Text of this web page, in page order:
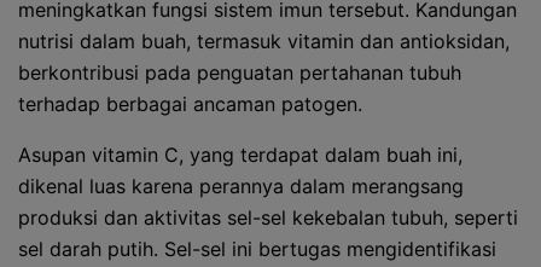
meningkatkan fungsi sistem imun tersebut. Kandungan
nutrisi dalam buah, termasuk vitamin dan antioksidan,
berkontribusi pada penguatan pertahanan tubuh
terhadap berbagai ancaman patogen.
Asupan vitamin C, yang terdapat dalam buah ini,
dikenal luas karena perannya dalam merangsang
produksi dan aktivitas sel-sel kekebalan tubuh, seperti
sel darah putih. Sel-sel ini bertugas mengidentifikasi